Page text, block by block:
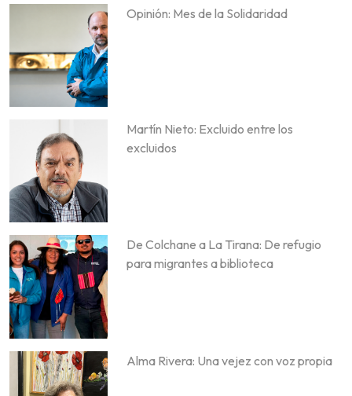
Opinión: Mes de la Solidaridad
Martín Nieto: Excluido entre los
excluidos
De Colchane a La Tirana: De refugio
para migrantes a biblioteca
Alma Rivera: Una vejez con voz propia